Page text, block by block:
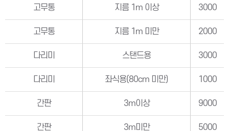
고무통 지름 1m 이상 3000
고무통 지름 1m 미만 2000
다리미 스탠드용 3000
다리미 좌식용(80cm 미만) 1000
간판 3m이상 9000
간판 3m미만 5000